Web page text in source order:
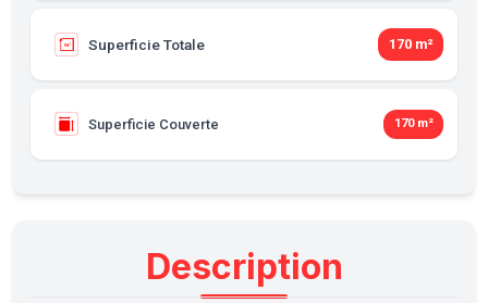
Superficie Totale 170 m²
Superficie Couverte 170 m²
Description